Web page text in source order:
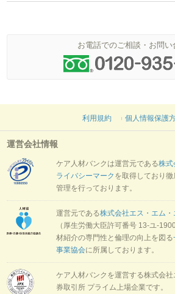
お電話でのご相談・お問い
利用規約 個人情報保護
運営会社情報
ケア人材バンクは運営元である株式
ライバシーマーク を取得しており
管理を行っております。
運営元である株式会社エス・エム・
（厚生労働大臣許可番号 13-ユ-
材紹介の専門性と倫理の向上を図る
事業協会に所属しております。
ケア人材バンクを運営する株式会
券取引所 プライム上場企業です。